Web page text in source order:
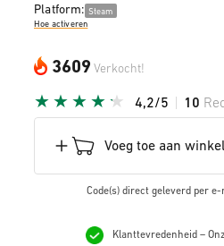
Platform: Steam
Hoe activeren
3609 Verkocht!
4,2/5 10
Voeg toe aan
Code(s) direct geleverd per
Klanttevredenheid –